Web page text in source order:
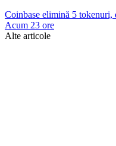
Coinbase elimină 5 tokenuri,
Acum 23 ore
Alte articole